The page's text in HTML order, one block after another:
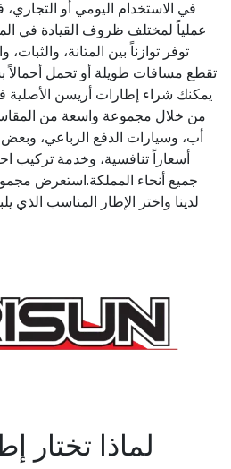
في الاستخدام اليومي أو
عملياً لمختلف ظروف القيادة في
توفر توازناً بين المتانة،
تقطع مسافات طويلة أو تحمل أحمالاً
يمكنك شراء إطارات أريسن الأصلية
من خلال مجموعة واسعة من
أب، وسيارات الدفع الرباعي، وبعض
أسعاراً تنافسية، وخدمة تركيب
جميع أنحاء المملكة.استعرض
لدينا واختر الإطار المناسب الذي
لماذا تختار